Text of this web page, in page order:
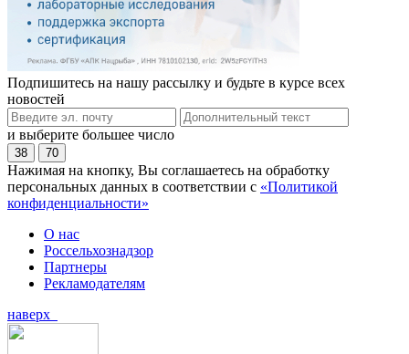
Подпишитесь на нашу рассылку и будьте в курсе всех
новостей
и выберите большее число
38 70
Нажимая на кнопку, Вы соглашаетесь на обработку
персональных данных в соответствии с «Политикой
конфиденциальности»
О нас
Россельхознадзор
Партнеры
Рекламодателям
наверх